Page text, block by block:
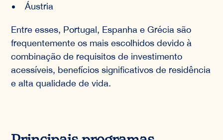
Áustria
Entre esses, Portugal, Espanha e Grécia são
frequentemente os mais escolhidos devido à
combinação de requisitos de investimento
acessíveis, benefícios significativos de residência
e alta qualidade de vida.